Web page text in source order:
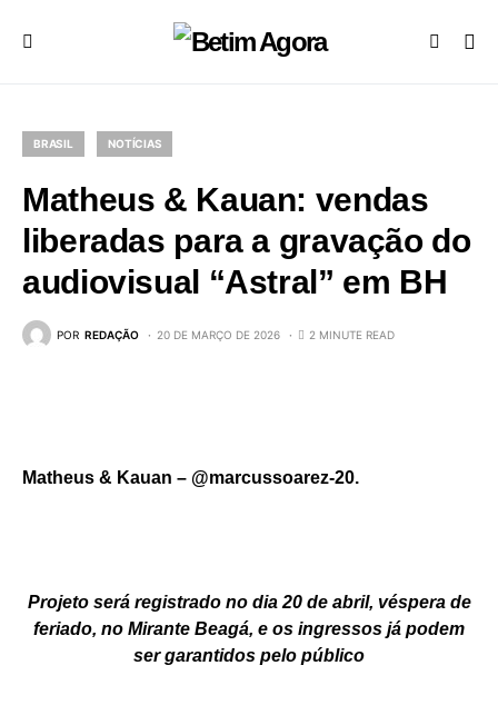
BRASIL NOTÍCIAS
Matheus & Kauan: vendas
liberadas para a gravação do
audiovisual “Astral” em BH
POR REDAÇÃO 20 DE MARÇO DE 2026 2 MINUTE READ
Matheus & Kauan – @marcussoarez-20.
Projeto será registrado no dia 20 de abril, véspera de
feriado, no Mirante Beagá, e os ingressos já podem
ser garantidos pelo público